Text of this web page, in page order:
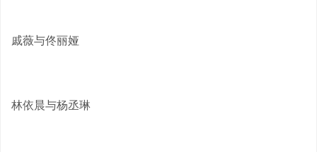
戚薇与佟丽娅
林依晨与杨丞琳